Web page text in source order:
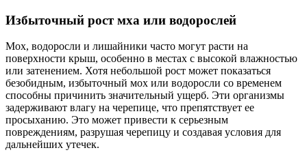
Избыточный рост мха или водорослей
Мох, водоросли и лишайники часто могут расти на
поверхности крыш, особенно в местах с высокой влажностью
или затенением. Хотя небольшой рост может показаться
безобидным, избыточный мох или водоросли со временем
способны причинить значительный ущерб. Эти организмы
задерживают влагу на черепице, что препятствует ее
просыханию. Это может привести к серьезным
повреждениям, разрушая черепицу и создавая условия для
дальнейших утечек.